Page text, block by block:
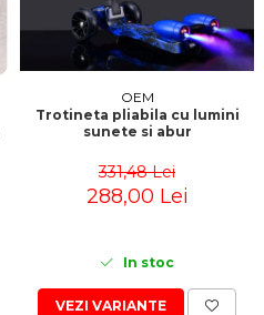
OEM
Trotineta pliabila cu lumini
sunete si abur
331,48 Lei
288,00 Lei
In stoc
VEZI VARIANTE